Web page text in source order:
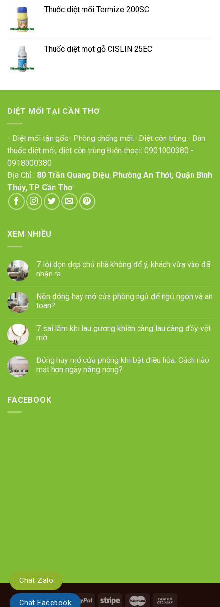
Thuốc diệt mối Termize 200SC
Thuốc diệt mọt gỗ CISLIN 25EC
DIỆT MỐI TẠI CẦN THƠ
- Diệt mối tận gốc- Phòng chống mối.- Diệt côn trùng.- Bán
thuốc diệt mối, diệt côn trùng.Điện thoại: 0901000380 -
0918000380
Địa Chỉ : 80 Trần Quang Diệu, Phường An Thới, Quận Bình
Thủy, TP Cần Thơ
XEM NHIỀU
7 lỗi dọn dẹp chủ nhà không để ý, khách vừa vào đã
nhận ra
Nên đóng hay mở cửa phòng ngủ để ngủ ngon và an
toàn?
7 sai lầm khi lau gương khiến càng lau càng đầy vệt
mờ
Đóng hay mở cửa phòng khi bật điều hòa: Cách nào
mát hơn ngày nắng nóng?
FACEBOOK
Chat Zalo
Chat Facebook